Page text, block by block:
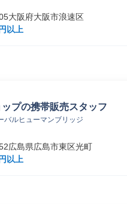
大阪府大阪市浪速区
以上
ップの携帯販売スタッフ
バルヒューマンブリッジ
広島県広島市東区光町
以上